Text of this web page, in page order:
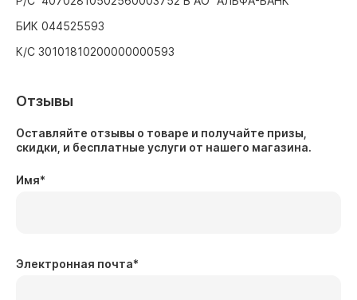
БИК 044525593
К/С 30101810200000000593
Отзывы
Оставляйте отзывы о товаре и получайте призы,
скидки, и бесплатные услуги от нашего магазина.
Имя*
Электронная почта*